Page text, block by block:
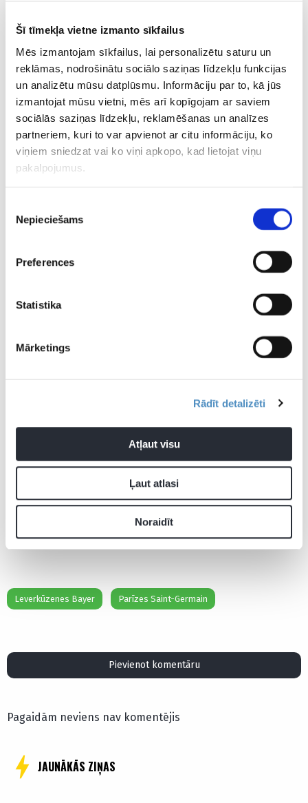
Šī tīmekļa vietne izmanto sīkfailus
Mēs izmantojam sīkfailus, lai personalizētu saturu un
reklāmas, nodrošinātu sociālo saziņas līdzekļu funkcijas
un analizētu mūsu datplūsmu. Informāciju par to, kā jūs
izmantojat mūsu vietni, mēs arī kopīgojam ar saviem
sociālās saziņas līdzekļu, reklamēšanas un analīzes
partneriem, kuri to var apvienot ar citu informāciju, ko
viņiem sniedzat vai ko viņi apkopo, kad lietojat viņu
pakalpojumus.
izvēle
Nepieciešams
Preferences
Statistika
Mārketings
Rādīt detalizēti
Atļaut visu
Ļaut atlasi
Noraidīt
Baumām pielikts
punkts – Brazīlijas
uzbrucējs paraksta
ilgtermiņa līgumu ar
“Riga” izmanto
pretinieku dāvanu un
“Skonto” stadionā
RFS
Leverkūzenes Bayer Parīzes Saint-Germain
Pievienot komentāru
Pagaidām neviens nav komentējis
JAUNĀKĀS ZIŅAS